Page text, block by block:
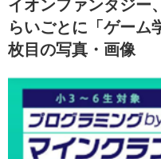
イオンファンタジー
らいごとに「ゲーム
枚目の写真・画像